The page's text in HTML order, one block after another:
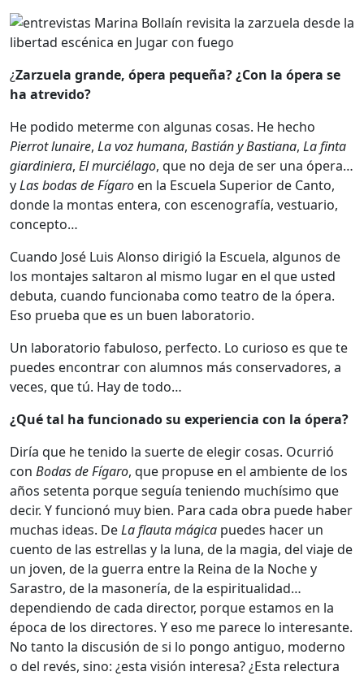
¿Zarzuela grande, ópera pequeña? ¿Con la ópera se
ha atrevido?
He podido meterme con algunas cosas. He hecho
Pierrot lunaire, La voz humana, Bastián y Bastiana, La finta
giardiniera, El murciélago, que no deja de ser una ópera…
yLas bodas de Fígaro en la Escuela Superior de Canto,
donde la montas entera, con escenografía, vestuario,
concepto…
Cuando José Luis Alonso dirigió la Escuela, algunos de
los montajes saltaron al mismo lugar en el que usted
debuta, cuando funcionaba como teatro de la ópera.
Eso prueba que es un buen laboratorio.
Un laboratorio fabuloso, perfecto. Lo curioso es que te
puedes encontrar con alumnos más conservadores, a
veces, que tú. Hay de todo…
¿Qué tal ha funcionado su experiencia con la ópera?
Diría que he tenido la suerte de elegir cosas. Ocurrió
con Bodas de Fígaro, que propuse en el ambiente de los
años setenta porque seguía teniendo muchísimo que
decir. Y funcionó muy bien. Para cada obra puede haber
muchas ideas. DeLa flauta mágica puedes hacer un
cuento de las estrellas y la luna, de la magia, del viaje de
un joven, de la guerra entre la Reina de la Noche y
Sarastro, de la masonería, de la espiritualidad…
dependiendo de cada director, porque estamos en la
época de los directores. Y eso me parece lo interesante.
No tanto la discusión de si lo pongo antiguo, moderno
o del revés, sino: ¿esta visión interesa? ¿Esta relectura